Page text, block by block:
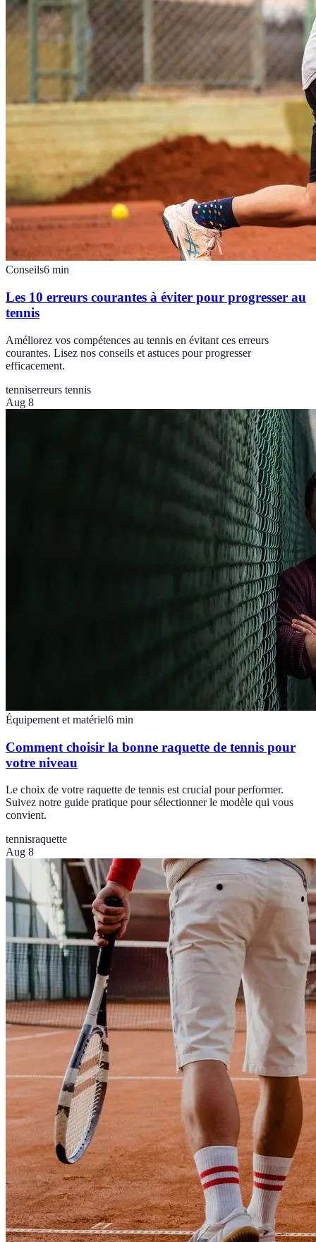
Conseils6 min
Les 10 erreurs courantes à éviter pour progresser au
tennis
Améliorez vos compétences au tennis en évitant ces erreurs
courantes. Lisez nos conseils et astuces pour progresser
efficacement.
tenniserreurs tennis
Aug 8
Équipement et matériel6 min
Comment choisir la bonne raquette de tennis pour
votre niveau
Le choix de votre raquette de tennis est crucial pour performer.
Suivez notre guide pratique pour sélectionner le modèle qui vous
convient.
tennisraquette
Aug 8